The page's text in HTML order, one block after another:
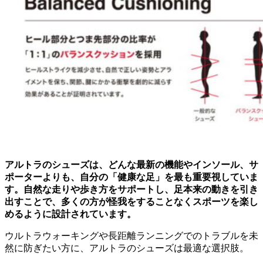
アルトラのシューズは、どんな最新の機能やインソール、サ
ポーターよりも、自分の「健康な足」を最も重要視していま
す。自然な走りや歩き方をサポートし、足本来の動きを引き
出すことで、多くの方が怪我をすることなくスポーツを楽し
めるように設計されています。
ウルトラウォーキングや長距離ランニングでのトラブルを未
然に防ぎたい方に、アルトラのシューズは最適な選択肢。